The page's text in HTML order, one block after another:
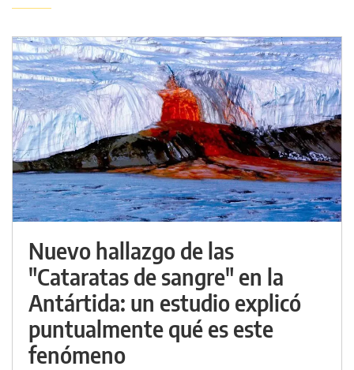
Nuevo hallazgo de las
"Cataratas de sangre" en la
Antártida: un estudio explicó
puntualmente qué es este
fenómeno